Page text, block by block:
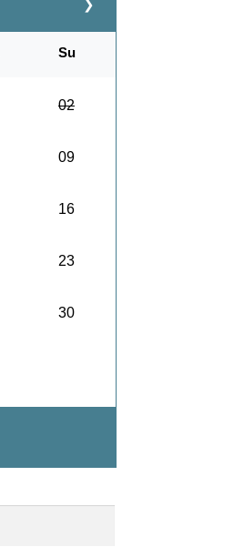
❯
Su
02
09
16
23
30